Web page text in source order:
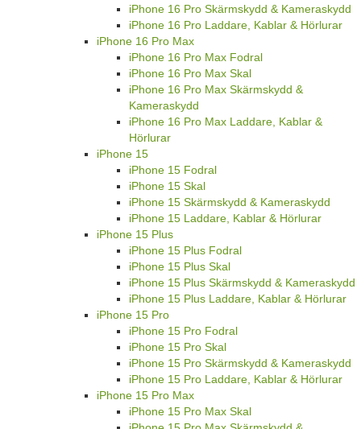
iPhone 16 Pro Skärmskydd & Kameraskydd
iPhone 16 Pro Laddare, Kablar & Hörlurar
iPhone 16 Pro Max
iPhone 16 Pro Max Fodral
iPhone 16 Pro Max Skal
iPhone 16 Pro Max Skärmskydd &
Kameraskydd
iPhone 16 Pro Max Laddare, Kablar &
Hörlurar
iPhone 15
iPhone 15 Fodral
iPhone 15 Skal
iPhone 15 Skärmskydd & Kameraskydd
iPhone 15 Laddare, Kablar & Hörlurar
iPhone 15 Plus
iPhone 15 Plus Fodral
iPhone 15 Plus Skal
iPhone 15 Plus Skärmskydd & Kameraskydd
iPhone 15 Plus Laddare, Kablar & Hörlurar
iPhone 15 Pro
iPhone 15 Pro Fodral
iPhone 15 Pro Skal
iPhone 15 Pro Skärmskydd & Kameraskydd
iPhone 15 Pro Laddare, Kablar & Hörlurar
iPhone 15 Pro Max
iPhone 15 Pro Max Skal